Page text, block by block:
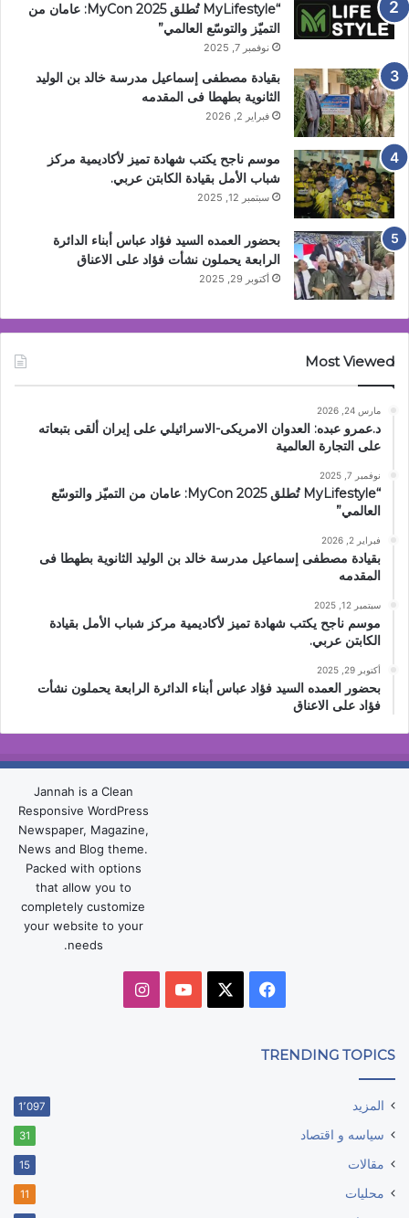
“MyLifestyle تُطلق MyCon 2025: عامان من
التميّز والتوسّع العالمي”
نوفمبر 7, 2025
بقيادة مصطفى إسماعيل مدرسة خالد بن الوليد
الثانوية بطهطا فى المقدمه
فبراير 2, 2026
موسم ناجح يكتب شهادة تميز لأكاديمية مركز
شباب الأمل بقيادة الكابتن عربي.
سبتمبر 12, 2025
بحضور العمده السيد فؤاد عباس أبناء الدائرة
الرابعة يحملون نشأت فؤاد على الاعناق
أكتوبر 29, 2025
Most Viewed
مارس 24, 2026
د.عمرو عبده: العدوان الامريكى-الاسرائيلي على إيران ألقى بتبعاته
على التجارة العالمية
نوفمبر 7, 2025
“MyLifestyle تُطلق MyCon 2025: عامان من التميّز والتوسّع
العالمي”
فبراير 2, 2026
بقيادة مصطفى إسماعيل مدرسة خالد بن الوليد الثانوية بطهطا فى
المقدمه
سبتمبر 12, 2025
موسم ناجح يكتب شهادة تميز لأكاديمية مركز شباب الأمل بقيادة
الكابتن عربي.
أكتوبر 29, 2025
بحضور العمده السيد فؤاد عباس أبناء الدائرة الرابعة يحملون نشأت
فؤاد على الاعناق
Jannah is a Clean
Responsive WordPress
Newspaper, Magazine,
News and Blog theme.
Packed with options
that allow you to
completely customize
your website to your
needs.
فيسبوك ‫YouTubeانستقرام
TRENDING TOPICS
المزيد 1٬097
سياسه و اقتصاد 31
مقالات 15
محليات 11